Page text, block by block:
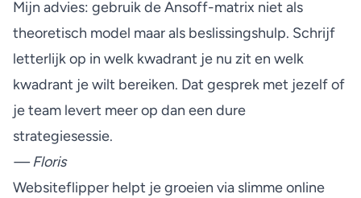
Mijn advies: gebruik de Ansoff-matrix niet als
theoretisch model maar als beslissingshulp. Schrijf
letterlijk op in welk kwadrant je nu zit en welk
kwadrant je wilt bereiken. Dat gesprek met jezelf of
je team levert meer op dan een dure
strategiesessie.
— Floris
Websiteflipper helpt je groeien via slimme online